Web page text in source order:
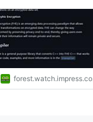
／ユーザーのプライバシ
保護しつつ、データを加
きる